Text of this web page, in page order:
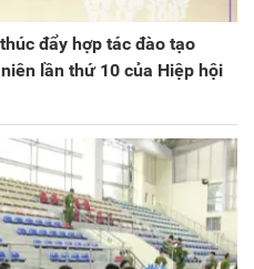
đẩy hợp tác đào tạo
lần thứ 10 của Hiệp hội